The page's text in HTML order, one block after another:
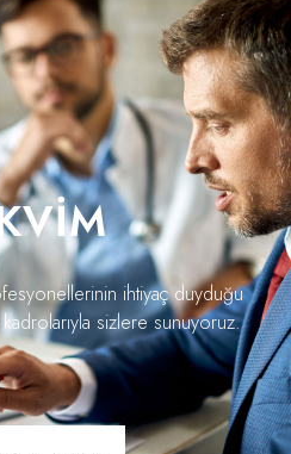
ihtiyaç duyduğu
sizlere sunuyoruz.